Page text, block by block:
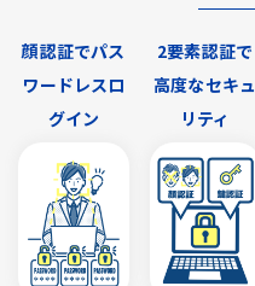
顔認証でパス
ワードレスロ
グイン
2要素認証で
高度なセキュ
リティ